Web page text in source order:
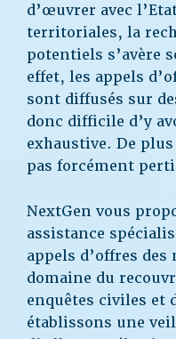
d’œuvrer avec
territoriales, la
potentiels s’avère
effet, les appels
sont diffusés sur
donc difficile d’y
exhaustive. De
pas forcément
NextGen vous
assistance
appels d’offres
domaine du
enquêtes civiles et
établissons une